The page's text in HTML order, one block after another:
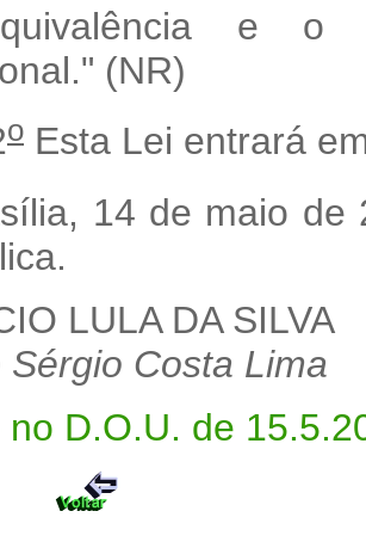
e o
(NR)
o Esta Lei entrará
14 de maio de
LULA DA SILVA
Costa Lima
no D.O.U. de